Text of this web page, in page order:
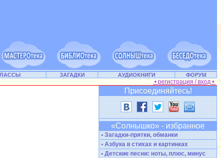
ЗАГАДКИ АУДИОКНИГИ ФОРУМ
• регистрация / вход •
Присоединяйтесь!
«Солнышко» - избранное
• Загадки-прятки, обманки
• Азбука в стихах и картинках
• Детские песни: ноты, плюс, минус